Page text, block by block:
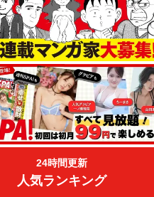
24時間更新
人気ランキング